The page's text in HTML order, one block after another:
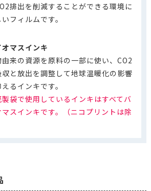
排出を削減することができる環境に
フィルムです。
オマスインキ
由来の資源を原料の一部に使い、CO2
収と放出を調整して地球温暖化の影響
るインキです。
袋で使用しているインキはすべてバ
マスインキです。（ニコプリントは除